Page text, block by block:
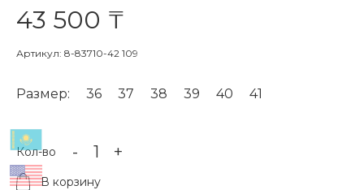
43 500 ₸
Артикул: 8-83710-42 109
Размер: 36 37 38 39 40 41
Кол-во - +
В корзину